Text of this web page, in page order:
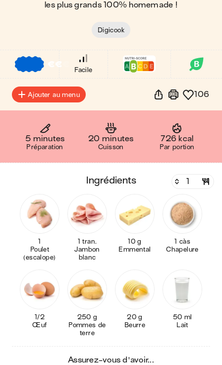
les plus grands 100% homemade !
Digicook
€€
Facile
Ajouter au menu 106
5 minutes
Préparation
20 minutes
Cuisson
726 kcal
Par portion
ingrédients
1
Poulet
(escalope)
1 tran.
Jambon
blanc
10 g
Emmental
1 càs
Chapelure
1/2
Œuf
250 g
Pommes de
terre
20 g
Beurre
50 ml
Lait
Assurez-vous d'avoir...